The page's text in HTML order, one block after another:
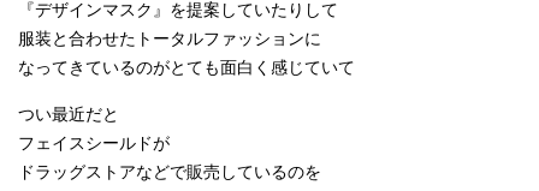
『デザインマスク』を提案していたりして
服装と合わせたトータルファッションに
なってきているのがとても面白く感じていて
つい最近だと
フェイスシールドが
ドラッグストアなどで販売しているのを